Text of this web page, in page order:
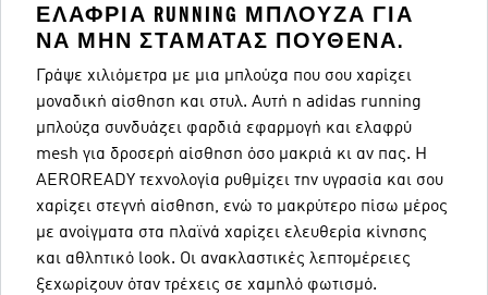
ΕΛΑΦΡΙΆ RUNNING ΜΠΛΟΎΖΑ ΓΙΑ
ΝΑ ΜΗΝ ΣΤΑΜΑΤΆΣ ΠΟΥΘΕΝΆ.
Γράψε χιλιόμετρα με μια μπλούζα που σου χαρίζει
μοναδική αίσθηση και στυλ. Αυτή η adidas running
μπλούζα συνδυάζει φαρδιά εφαρμογή και ελαφρύ
mesh για δροσερή αίσθηση όσο μακριά κι αν πας. Η
AEROREADY τεχνολογία ρυθμίζει την υγρασία και σου
χαρίζει στεγνή αίσθηση, ενώ το μακρύτερο πίσω μέρος
με ανοίγματα στα πλαϊνά χαρίζει ελευθερία κίνησης
και αθλητικό look. Οι ανακλαστικές λεπτομέρειες
ξεχωρίζουν όταν τρέχεις σε χαμηλό φωτισμό.